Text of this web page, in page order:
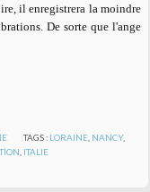
il enregistrera la moindre
De sorte que l'ange
TAGS : LORAINE NANCY,
ITALIE